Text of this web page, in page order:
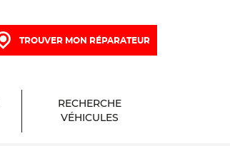
TROUVER MON RÉPARATEUR
RECHERCHE
VÉHICULES